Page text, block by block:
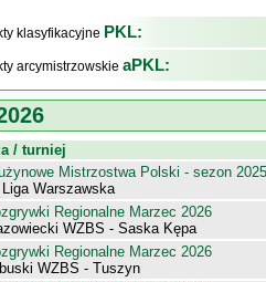
klasyfikacyjne PKL:
arcymistrzowskie aPKL:
/ turniej
Mistrzostwa Polski - sezon
Liga Warszawska
Regionalne Marzec 2026
WZBS - Saska Kępa
Regionalne Marzec 2026
WZBS - Tuszyn